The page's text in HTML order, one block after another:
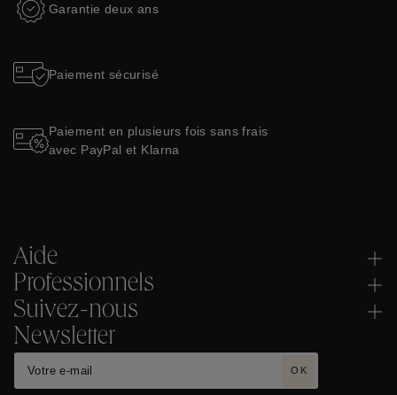
Garantie deux ans
Paiement sécurisé
Paiement en plusieurs fois sans frais
avec PayPal et Klarna
Aide
Professionnels
Suivez-nous
Newsletter
OK